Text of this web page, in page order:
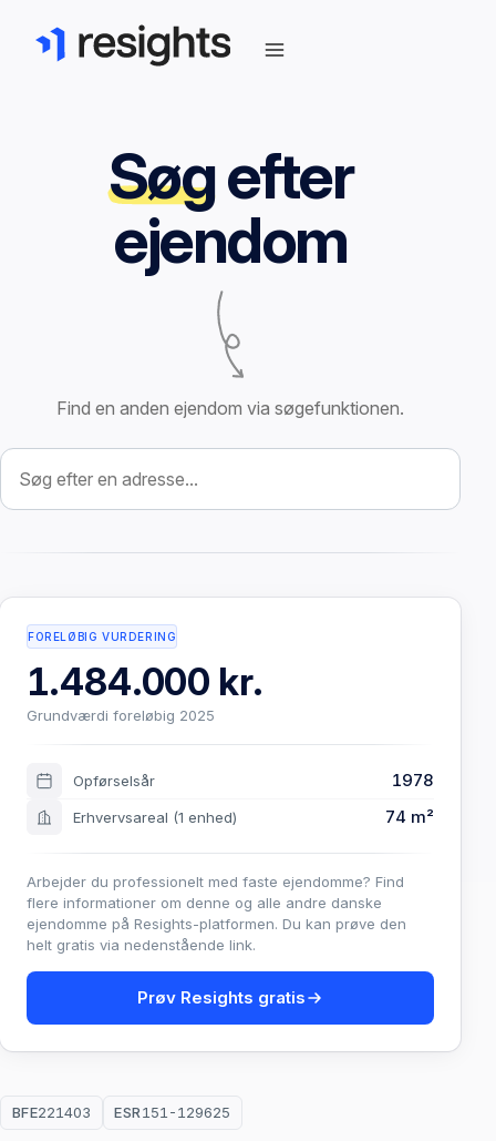
Søgefter
ejendom
Find en anden ejendom via søgefunktionen.
Søg efter ejendom
BFE221403 ESR151-129625
FORELØBIG VURDERING
1.484.000 kr.
Grundværdi foreløbig 2025
Opførselsår 1978
Erhvervsareal (1 enhed) 74 m²
Arbejder du professionelt med faste ejendomme? Find
flere informationer om denne og alle andre danske
ejendomme på Resights-platformen. Du kan prøve den
helt gratis via nedenstående link.
Prøv Resights gratis